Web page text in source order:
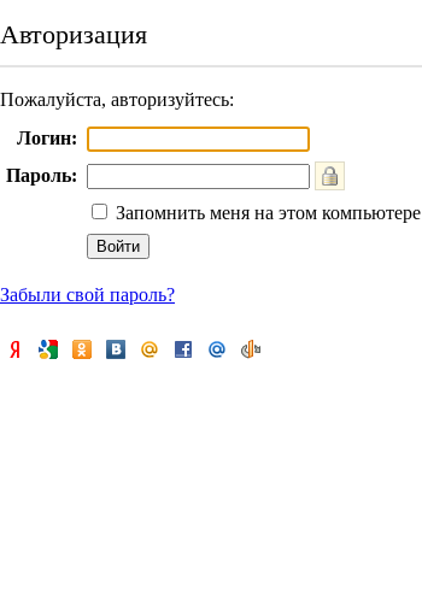
Авторизация
Пожалуйста, авторизуйтесь:
Логин:
Пароль:
Запомнить меня на этом компьютере
Забыли свой пароль?